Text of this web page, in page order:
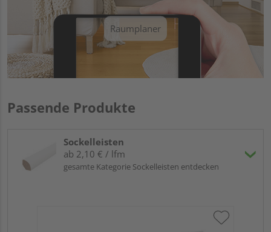
Raumplaner
Passende Produkte
Sockelleisten
ab 2,10 € / lfm
gesamte Kategorie Sockelleisten entdecken